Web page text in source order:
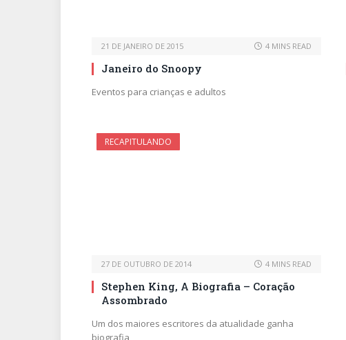
21 DE JANEIRO DE 2015 4 MINS READ
Janeiro do Snoopy
Eventos para crianças e adultos
RECAPITULANDO
27 DE OUTUBRO DE 2014 4 MINS READ
Stephen King, A Biografia – Coração
Assombrado
Um dos maiores escritores da atualidade ganha
biografia